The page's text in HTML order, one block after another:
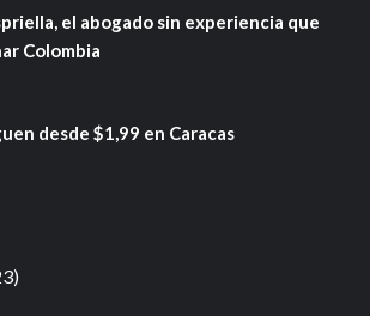
el abogado sin experiencia que
Colombia
desde $1,99 en Caracas